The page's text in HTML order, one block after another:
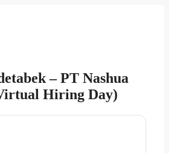
– PT Nashua
Hiring Day)